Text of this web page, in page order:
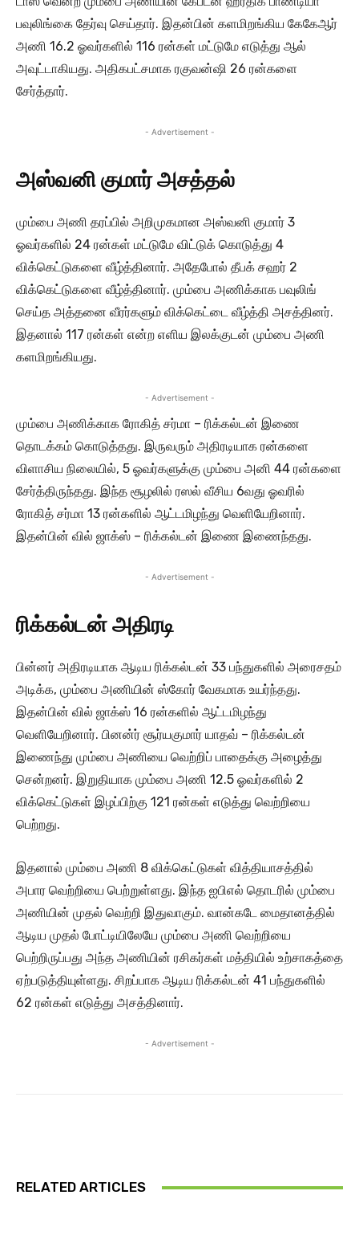
பவுலிங்கை தேர்வு செய்தார். இதன்பின் களமிறங்கிய கேகேஆர்
அணி 16.2 ஓவர்களில் 116 ரன்கள் மட்டுமே எடுத்து ஆல்
அவுட்டாகியது. அதிகபட்சமாக ரகுவன்ஷி 26 ரன்களை
சேர்த்தார்.
- Advertisement -
அஸ்வனி குமார் அசத்தல்
மும்பை அணி தரப்பில் அறிமுகமான அஸ்வனி குமார் 3
ஓவர்களில் 24 ரன்கள் மட்டுமே விட்டுக் கொடுத்து 4
விக்கெட்டுகளை வீழ்த்தினார். அதேபோல் தீபக் சஹர் 2
விக்கெட்டுகளை வீழ்த்தினார். மும்பை அணிக்காக பவுலிங்
செய்த அத்தனை வீரர்களும் விக்கெட்டை வீழ்த்தி அசத்தினர்.
இதனால் 117 ரன்கள் என்ற எளிய இலக்குடன் மும்பை அணி
களமிறங்கியது.
- Advertisement -
மும்பை அணிக்காக ரோகித் சர்மா – ரிக்கல்டன் இணை
தொடக்கம் கொடுத்தது. இருவரும் அதிரடியாக ரன்களை
விளாசிய நிலையில், 5 ஓவர்களுக்கு மும்பை அனி 44 ரன்களை
சேர்த்திருந்தது. இந்த சூழலில் ரஸல் வீசிய 6வது ஓவரில்
ரோகித் சர்மா 13 ரன்களில் ஆட்டமிழந்து வெளியேறினார்.
இதன்பின் வில் ஜாக்ஸ் – ரிக்கல்டன் இணை இணைந்தது.
- Advertisement -
ரிக்கல்டன் அதிரடி
பின்னர் அதிரடியாக ஆடிய ரிக்கல்டன் 33 பந்துகளில் அரைசதம்
அடிக்க, மும்பை அணியின் ஸ்கோர் வேகமாக உயர்ந்தது.
இதன்பின் வில் ஜாக்ஸ் 16 ரன்களில் ஆட்டமிழந்து
வெளியேறினார். பினன்ர் சூர்யகுமார் யாதவ் – ரிக்கல்டன்
இணைந்து மும்பை அணியை வெற்றிப் பாதைக்கு அழைத்து
சென்றனர். இறுதியாக மும்பை அணி 12.5 ஓவர்களில் 2
விக்கெட்டுகள் இழப்பிற்கு 121 ரன்கள் எடுத்து வெற்றியை
பெற்றது.
இதனால் மும்பை அணி 8 விக்கெட்டுகள் வித்தியாசத்தில்
அபார வெற்றியை பெற்றுள்ளது. இந்த ஐபிஎல் தொடரில் மும்பை
அணியின் முதல் வெற்றி இதுவாகும். வான்கடே மைதானத்தில்
ஆடிய முதல் போட்டியிலேயே மும்பை அணி வெற்றியை
பெற்றிருப்பது அந்த அணியின் ரசிகர்கள் மத்தியில் உற்சாகத்தை
ஏற்படுத்தியுள்ளது. சிறப்பாக ஆடிய ரிக்கல்டன் 41 பந்துகளில்
62 ரன்கள் எடுத்து அசத்தினார்.
- Advertisement -
RELATED ARTICLES